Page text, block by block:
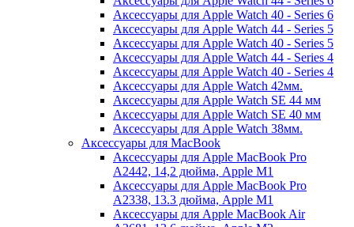
Аксессуары для Apple Watch 40 - Series 6
Аксессуары для Apple Watch 44 - Series 5
Аксессуары для Apple Watch 40 - Series 5
Аксессуары для Apple Watch 44 - Series 4
Аксессуары для Apple Watch 40 - Series 4
Аксессуары для Apple Watch 42мм.
Аксессуары для Apple Watch SE 44 мм
Аксессуары для Apple Watch SE 40 мм
Аксессуары для Apple Watch 38мм.
Аксессуары для MacBook
Аксессуары для Apple MacBook Pro
A2442, 14,2 дюйма, Apple M1
Аксессуары для Apple MacBook Pro
A2338, 13.3 дюйма, Apple M1
Аксессуары для Apple MacBook Air